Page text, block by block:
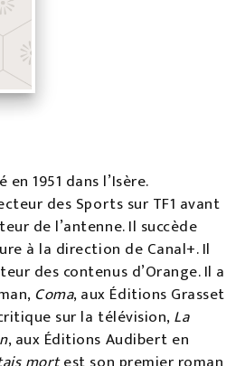
1951 dans l’Isère.
des Sports sur TF1 avant
de l’antenne. Il succède
à la direction de Canal+. Il
des contenus d’Orange. Il a
Coma, aux Éditions Grasset
sur la télévision,La
, aux Éditions Audibert en